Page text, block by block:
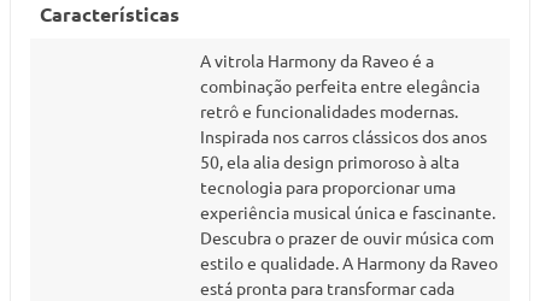
Características
A vitrola Harmony da Raveo é a
combinação perfeita entre elegância
retrô e funcionalidades modernas.
Inspirada nos carros clássicos dos anos
50, ela alia design primoroso à alta
tecnologia para proporcionar uma
experiência musical única e fascinante.
Descubra o prazer de ouvir música com
estilo e qualidade. A Harmony da Raveo
está pronta para transformar cada